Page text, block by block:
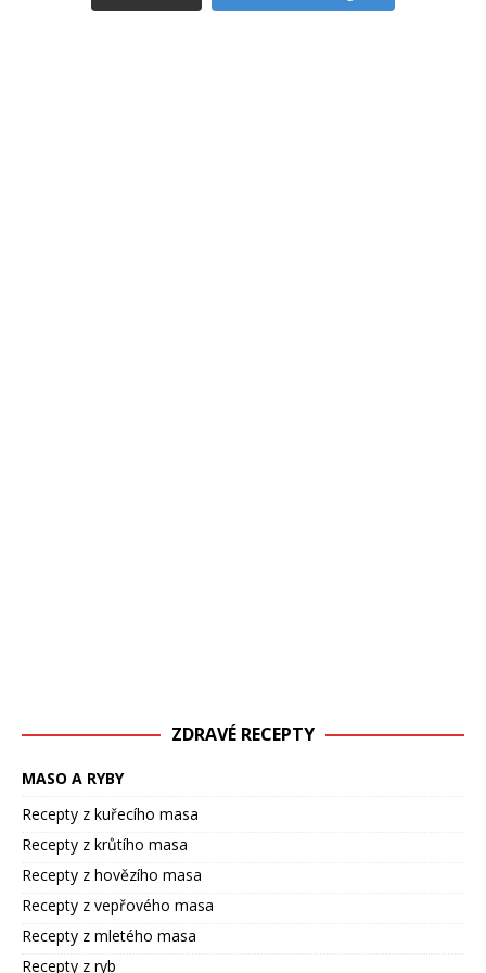
ZDRAVÉ RECEPTY
MASO A RYBY
Recepty z kuřecího masa
Recepty z krůtího masa
Recepty z hovězího masa
Recepty z vepřového masa
Recepty z mletého masa
Recepty z ryb